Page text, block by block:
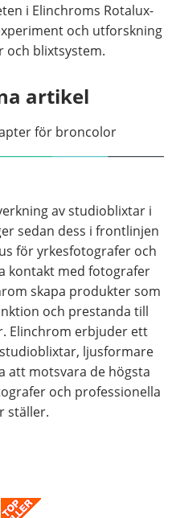
i Elinchroms Rotalux-
och utforskning
och blixtsystem.
artikel
för broncolor
av studioblixtar i
sedan dess i frontlinjen
för yrkesfotografer och
kontakt med fotografer
skapa produkter som
och prestanda till
Elinchrom erbjuder ett
ljusformare
att motsvara de högsta
och professionella
ställer.